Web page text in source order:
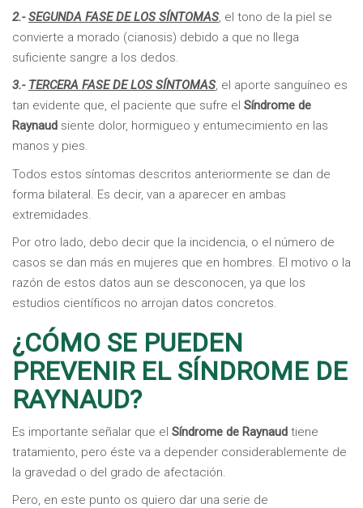
2.- SEGUNDA FASE DE LOS SÍNTOMAS, el tono de la piel se
convierte a morado (cianosis) debido a que no llega
suficiente sangre a los dedos.
3.- TERCERA FASE DE LOS SÍNTOMAS, el aporte sanguíneo es
tan evidente que, el paciente que sufre el Síndrome de
Raynaud siente dolor, hormigueo y entumecimiento en las
manos y pies.
Todos estos síntomas descritos anteriormente se dan de
forma bilateral. Es decir, van a aparecer en ambas
extremidades.
Por otro lado, debo decir que la incidencia, o el número de
casos se dan más en mujeres que en hombres. El motivo o la
razón de estos datos aun se desconocen, ya que los
estudios científicos no arrojan datos concretos.
¿CÓMO SE PUEDEN
PREVENIR EL SÍNDROME DE
RAYNAUD?
Es importante señalar que el Síndrome de Raynaud tiene
tratamiento, pero éste va a depender considerablemente de
la gravedad o del grado de afectación.
Pero, en este punto os quiero dar una serie de